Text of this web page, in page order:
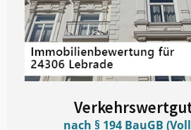
nach § 194 BauGB